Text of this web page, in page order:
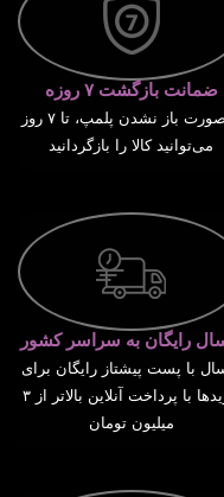
ضمانت بازگشت ۷ روزه
درصورت باز نشدن پلمپ، تا ۷ روز
می‌توانید کالا را بازگردانید
رایگان به سراسر کشور
با پست پیشتاز رایگان برای
خریدها با پرداخت آنلاین بالاتر از ۳
میلیون تومان